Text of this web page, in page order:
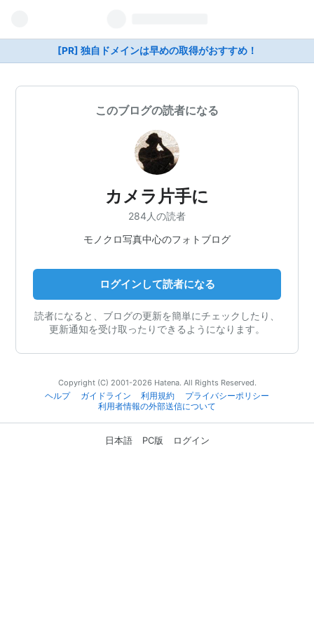
[PR] 独自ドメインは早めの取得がおすすめ！
このブログの読者になる
カメラ片手に
284人の読者
モノクロ写真中心のフォトブログ
ログインして読者になる
読者になると、ブログの更新を簡単にチェックしたり、
更新通知を受け取ったりできるようになります。
Copyright (C) 2001-2026 Hatena. All Rights Reserved.
ヘルプ
ガイドライン 利用規約
プライバシーポリシー
利用者情報の外部送信について
日本語 PC版 ログイン